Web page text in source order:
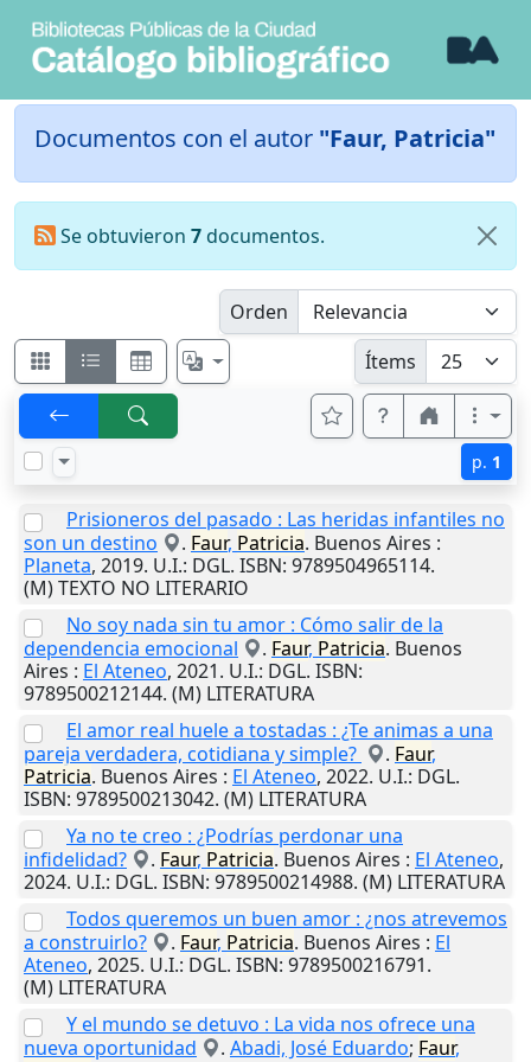
Documentos con el autor "Faur, Patricia"
Se obtuvieron 7documentos.
Orden
Ítems
p. 1
Prisioneros del pasado : Las heridas infantiles no
son un destino
. Faur, Patricia. Buenos Aires :
Planeta, 2019. U.I.: DGL. ISBN: 9789504965114.
(M) TEXTO NO LITERARIO
No soy nada sin tu amor : Cómo salir de la
dependencia emocional
. Faur, Patricia. Buenos
Aires : El Ateneo, 2021. U.I.: DGL. ISBN:
9789500212144. (M) LITERATURA
El amor real huele a tostadas : ¿Te animas a una
pareja verdadera, cotidiana y simple?
. Faur,
Patricia. Buenos Aires : El Ateneo, 2022. U.I.: DGL.
ISBN: 9789500213042. (M) LITERATURA
Ya no te creo : ¿Podrías perdonar una
infidelidad?
. Faur, Patricia. Buenos Aires : El Ateneo,
2024. U.I.: DGL. ISBN: 9789500214988. (M) LITERATURA
Todos queremos un buen amor : ¿nos atrevemos
a construirlo?
. Faur, Patricia. Buenos Aires : El
Ateneo, 2025. U.I.: DGL. ISBN: 9789500216791.
(M) LITERATURA
Y el mundo se detuvo : La vida nos ofrece una
nueva oportunidad
. Abadi, José Eduardo; Faur,